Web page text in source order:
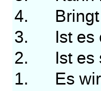
4. Bringt
3. Ist es
2. Ist es
1. Es wird